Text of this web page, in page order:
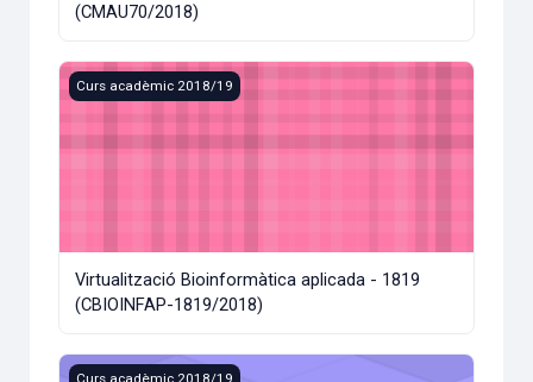
(CMAU70/2018)
Virtualització Bioinformàtica aplicada - 1819 (CBIOINFAP-
Curs acadèmic 2018/19
Virtualització Bioinformàtica aplicada - 1819
(CBIOINFAP-1819/2018)
Academic Writing (C18-180_WR_2/2018)
Curs acadèmic 2018/19